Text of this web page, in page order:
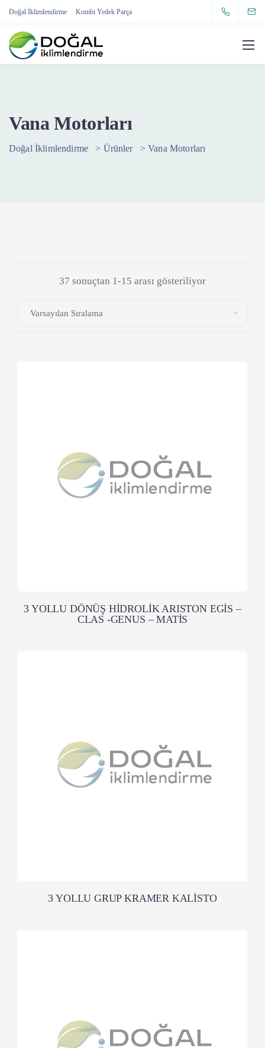
Doğal İklimlendirme Kombi Yedek Parça
Vana Motorları
Doğal İklimlendirme > Ürünler >Vana Motorları
37 sonuçtan 1-15 arası gösteriliyor
3 YOLLU DÖNÜŞ HİDROLİK ARISTON EGİS –
CLAS -GENUS – MATİS
3 YOLLU GRUP KRAMER KALİSTO